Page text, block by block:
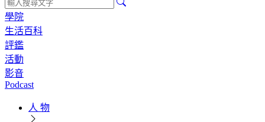
學院
生活百科
評鑑
活動
影音
Podcast
人 物